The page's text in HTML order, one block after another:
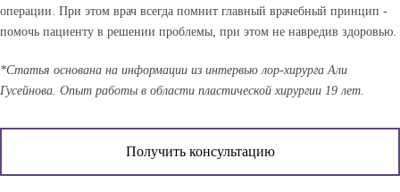
операции. При этом врач всегда помнит главный врачебный принцип -
помочь пациенту в решении проблемы, при этом не навредив здоровью.
*Статья основана на информации из интервью лор-хирурга Али
Гусейнова. Опыт работы в области пластической хирургии 19 лет.
Получить консультацию